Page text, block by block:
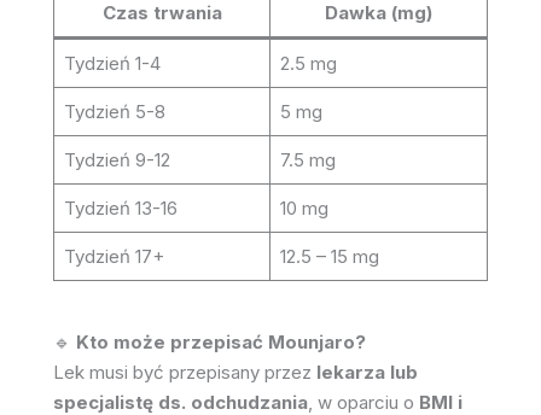
Czas trwania Dawka (mg)
Tydzień 1-4 2.5 mg
Tydzień 5-8 5 mg
Tydzień 9-12 7.5 mg
Tydzień 13-16 10 mg
Tydzień 17+ 12.5 – 15 mg
🔹 Kto może przepisać Mounjaro?
Lek musi być przepisany przez lekarza lub
specjalistę ds. odchudzania , w oparciu o BMI i